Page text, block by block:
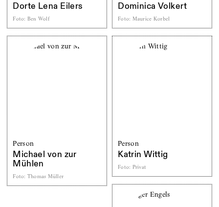
Dorte Lena Eilers
Foto: Ben Wolf
Dominica Volkert
Foto: Maurice Korbel
Person
Michael von zur
Mühlen
Foto: Thomas Müller
Person
Katrin Wittig
Foto: Privat